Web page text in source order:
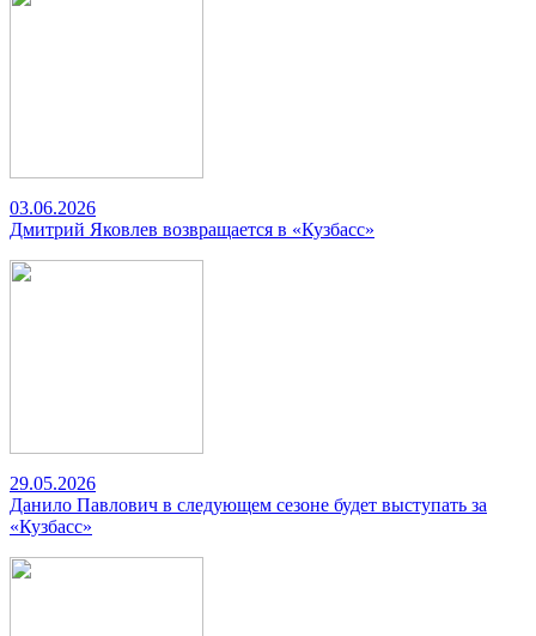
03.06.2026
Дмитрий Яковлев возвращается в «Кузбасс»
29.05.2026
Данило Павлович в следующем сезоне будет выступать за
«Кузбасс»